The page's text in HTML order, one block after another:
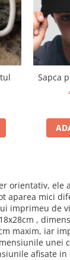
Sapca
orientativ, ele
aparea mici
imprimeu de
,
maxim, iar
unei
afisate in